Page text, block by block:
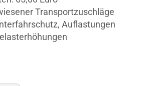
Transportzuschläge
Auflastungen